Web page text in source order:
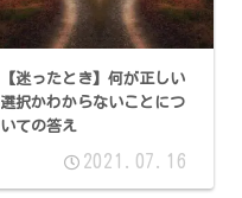
【迷ったとき】何が正しい
選択かわからないことにつ
いての答え
2021.07.16